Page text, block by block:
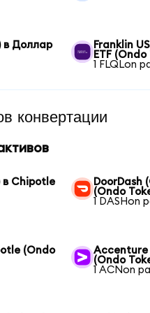
в Доллар
Franklin
ETF
1 FLQLon
конвертации
в Chipotle
DoorDash
(Ondo
1 DASHon
(Ondo
Accenture
(Ondo
1 ACNon